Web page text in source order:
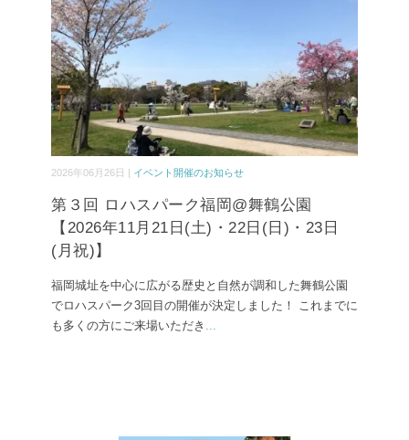
2026年06月26日 | イベント開催のお知らせ
第３回 ロハスパーク福岡@舞鶴公園
【2026年11月21日(土)・22日(日)・23日
(月祝)】
福岡城址を中心に広がる歴史と自然が調和した舞鶴公園
でロハスパーク3回目の開催が決定しました！ これまでに
も多くの方にご来場いただき